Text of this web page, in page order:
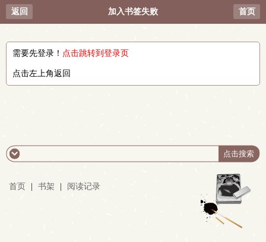
返回 加入书签失败 首页
需要先登录！ 点击跳转到登录页
点击左上角返回
首页 书架 阅读记录